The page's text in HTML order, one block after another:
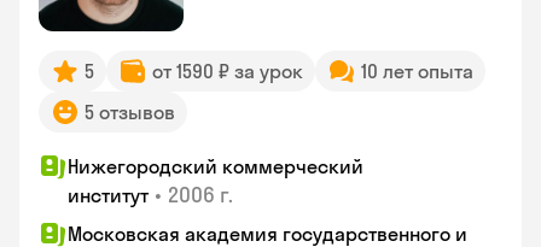
5 от 1590 ₽ за урок
10 лет опыта
5 отзывов
Нижегородский коммерческий
институт • 2006 г.
Московская академия государственного и